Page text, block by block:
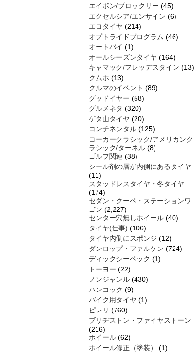
エイボン/ブロックリー (45)
エクセルシア/エンサイン (6)
エコタイヤ (214)
オプトライドプログラム (46)
オートバイ (1)
オールシーズンタイヤ (164)
キャマック/フレッデスタイン (13)
クムホ (13)
クルマのイベント (89)
グッドイヤー (58)
グルメネタ (320)
ゲタ山タイヤ (20)
コンチネンタル (125)
コーカークラシック/アメリカンク
ラシック/ターネル (8)
ゴルフ関連 (38)
シール剤の層が内側にあるタイヤ
(11)
スタッドレスタイヤ・冬タイヤ
(174)
セダン・クーペ・ステーションワ
ゴン (2,227)
センター穴無しホイール (40)
タイヤ(仕事) (106)
タイヤ内側にスポンジ (12)
ダンロップ・ファルケン (724)
ディックシーペック (1)
トーヨー (22)
ノンジャンル (430)
ハンコック (9)
バイク用タイヤ (1)
ピレリ (760)
ブリヂストン・ファイヤストーン
(216)
ホイール (62)
ホイール修正（塗装）
(1)